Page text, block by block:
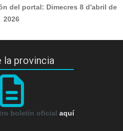
del portal: Dimecres 8 d'abril de
2026
la provincia
boletín oficial aquí